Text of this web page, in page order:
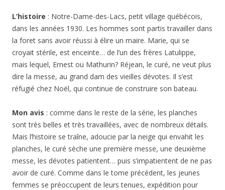
L’histoire : Notre-Dame-des-Lacs, petit village québécois,
dans les années 1930. Les hommes sont partis travailler dans
la foret sans avoir réussi à élire un maire. Marie, qui se
croyait stérile, est enceinte… de l’un des frères Latulippe,
mais lequel, Ernest ou Mathurin? Réjean, le curé, ne veut plus
dire la messe, au grand dam des vieilles dévotes. Il s’est
réfugié chez Noël, qui continue de construire son bateau.
Mon avis : comme dans le reste de la série, les planches
sont très belles et très travaillées, avec de nombreux détails.
Mais l’histoire se traîne, adoucie par la neige qui envahit les
planches, le curé sèche une première messe, une deuxième
messe, les dévotes patientent… puis s’impatientent de ne pas
avoir de curé. Comme dans le tome précédent, les jeunes
femmes se préoccupent de leurs tenues, expédition pour